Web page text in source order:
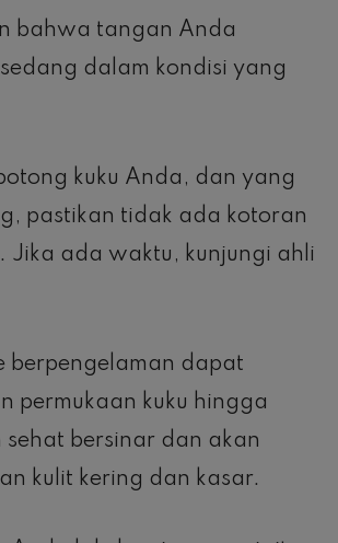
bahwa tangan Anda
dalam kondisi yang
kuku Anda, dan yang
pastikan tidak ada kotoran
Jika ada waktu, kunjungi ahli
berpengelaman dapat
permukaan kuku hingga
sehat bersinar dan akan
kulit kering dan kasar.